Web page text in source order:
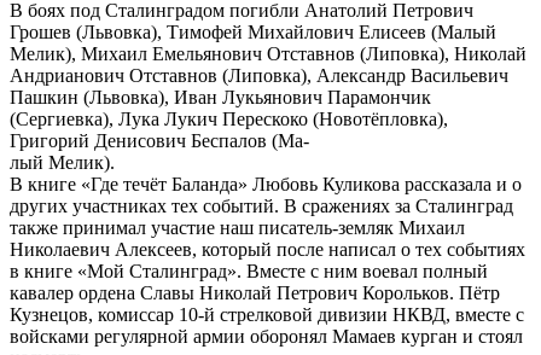
В боях под Сталинградом погибли Анатолий Петрович
Грошев (Львовка), Тимофей Михайлович Елисеев (Малый
Мелик), Михаил Емельянович Отставнов (Липовка), Николай
Андрианович Отставнов (Липовка), Александр Васильевич
Пашкин (Львовка), Иван Лукьянович Парамончик
(Сергиевка), Лука Лукич Перескоко (Новотёпловка),
Григорий Денисович Беспалов (Ма-
лый Мелик).
В книге «Где течёт Баланда» Любовь Куликова рассказала и о
других участниках тех событий. В сражениях за Сталинград
также принимал участие наш писатель-земляк Михаил
Николаевич Алексеев, который после написал о тех событиях
в книге «Мой Сталинград». Вместе с ним воевал полный
кавалер ордена Славы Николай Петрович Корольков. Пётр
Кузнецов, комиссар 10-й стрелковой дивизии НКВД, вместе с
войсками регулярной армии оборонял Мамаев курган и стоял